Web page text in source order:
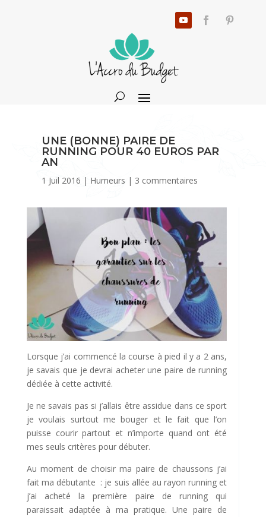
UNE (BONNE) PAIRE DE
RUNNING POUR 40 EUROS PAR
AN
1 Juil 2016 | Humeurs | 3 commentaires
Lorsque j’ai commencé la course à pied il y a 2 ans,
je savais que je devrai acheter une paire de running
dédiée à cette activité.
Je ne savais pas si j’allais être assidue dans ce sport
je voulais surtout me bouger et le fait que l’on
puisse courir partout et n’importe quand ont été
mes seuls critères pour débuter.
Au moment de choisir ma paire de chaussons j’ai
fait ma débutante : je suis allée au rayon running et
j’ai acheté la première paire de running qui
paraissait adaptée à ma pratique. Une paire de